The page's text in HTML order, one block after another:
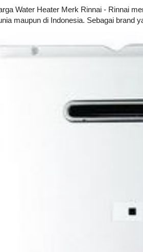
Water Heater Merk Rinnai - Rinnai
maupun di Indonesia. Sebagai brand